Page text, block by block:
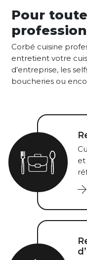
Pour
Corbé cuisine
entretient votre
d’entreprise, les
boucheries ou
et